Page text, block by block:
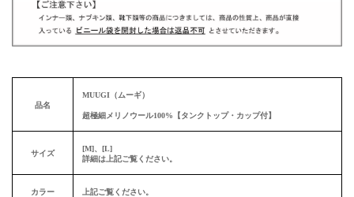
品名
MUUGI（ムーギ）
超極細メリノウール100%【タンクトップ・カップ付】
サイズ
[M]、[L]
詳細は上記ご覧ください。
カラー 上記ご覧ください。